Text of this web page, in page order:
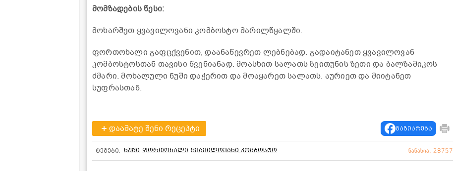
მომზადების წესი:
მოხარშეთ ყვავილოვანი კომბოსტო მარილწყალში.
ფორთოხალი გაფცქვენით, დაანაწევრეთ ლებნებად. გადაიტანეთ ყვავილოვან
კომბოსტოსთან თავისი წვენიანად. მოასხით სალათს ზეითუნის ზეთი და ბალზამიკოს
ძმარი. მოხალული ნუში დაჭერით და მოაყარეთ სალათს. აურიეთ და მიიტანეთ
სუფრასთან.
დაამატე შენი რეცეპტი გაზიარება
ტეგები: ნუში ფორთოხალი ყვავილოვანი კომბოსტო ნანახია: 28757